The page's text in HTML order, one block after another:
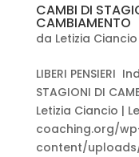
CAMBI DI
CAMBIAMENTO
da Letizia Ciancio
LIBERI PENSIERI
STAGIONI DI
Letizia Ciancio |
coaching.org/
content/